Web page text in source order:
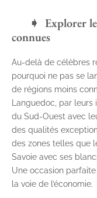
Explorer
connues
Au-delà de célèbres
pourquoi ne pas se
de régions moins
Languedoc, par leurs
du Sud-Ouest avec
des qualités
des zones telles que
Savoie avec ses
Une occasion
la voie de l’économie.